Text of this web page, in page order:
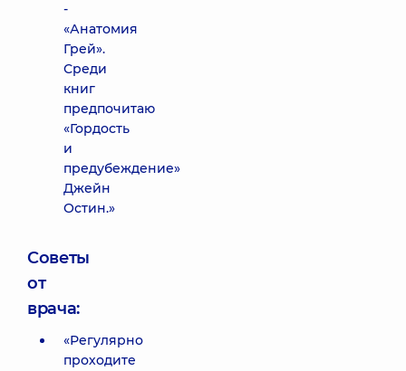
-
«Анатомия
Грей».
Среди
книг
предпочитаю
«Гордость
и
предубеждение»
Джейн
Остин.»
Советы
от
врача:
«Регулярно
проходите